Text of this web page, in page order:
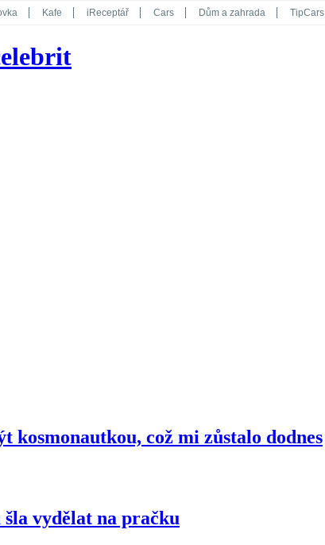
Kafe iReceptář Cars Dům a zahrada TipCars
což mi zůstalo dodnes
vydělat na pračku